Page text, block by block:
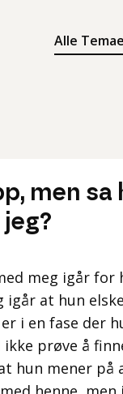
Alle
Søk
Meny
men sa
meg igår for
igår at hun
i en fase der
prøve å
hun mener